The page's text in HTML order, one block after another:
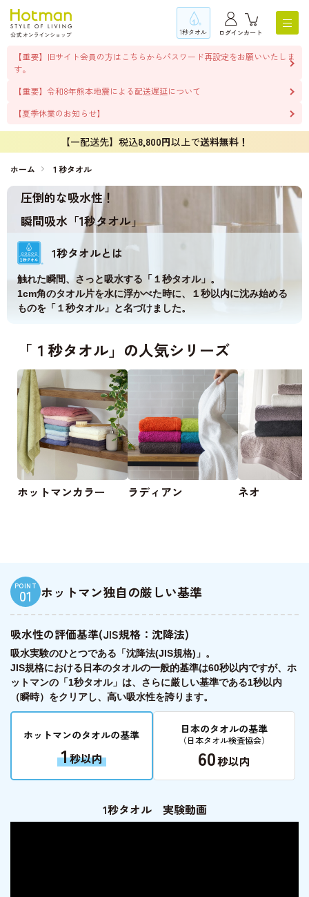
1秒タオル ログインカート
【重要】旧サイト会員の方はこちらからパスワード再設定をお願いいたしま
す。
【重要】令和8年熊本地震による配送遅延について
【夏季休業のお知らせ】
【一配送先】税込8,800円以上で送料無料！
ホーム １秒タオル
圧倒的な吸水性！
瞬間吸水「1秒タオル」
1秒タオルとは
触れた瞬間、さっと吸水する「１秒タオル」。
1cm角のタオル片を水に浮かべた時に、１秒以内に沈み始める
ものを「１秒タオル」と名づけました。
「１秒タオル」の人気シリーズ
ホットマンカラー ラディアン ネオ
POINT
01 ホットマン独自の厳しい基準
吸水性の評価基準(JIS規格：沈降法)
吸水実験のひとつである「沈降法(JIS規格)」。
JIS規格における日本のタオルの一般的基準は60秒以内ですが、ホ
ットマンの「1秒タオル」は、さらに厳しい基準である1秒以内
（瞬時）をクリアし、高い吸水性を誇ります。
ホットマンのタオルの基準
1秒以内
日本のタオルの基準
（日本タオル検査協会）
60秒以内
1秒タオル 実験動画